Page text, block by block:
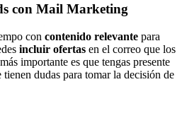
con Mail Marketing
con contenido relevante para
incluir ofertas en el correo que los
importante es que tengas presente
tienen dudas para tomar la decisión de